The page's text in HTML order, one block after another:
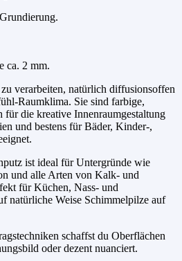
ca. 2 mm.
verarbeiten, natürlich diffusionsoffen
Raumklima. Sie sind farbige,
die kreative Innenraumgestaltung
und bestens für Bäder, Kinder-,
ist ideal für Untergründe wie
und alle Arten von Kalk- und
für Küchen, Nass- und
natürliche Weise Schimmelpilze auf
schaffst du Oberflächen
oder dezent nuanciert.